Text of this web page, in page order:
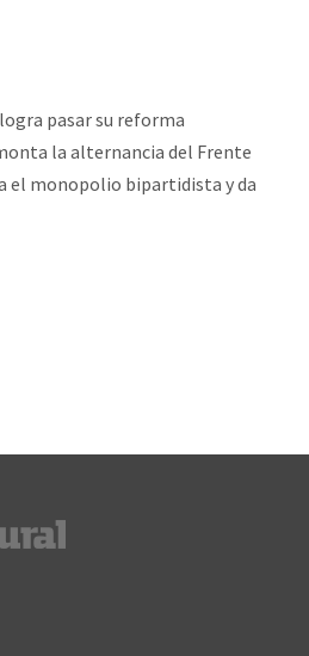
logra pasar su reforma
la alternancia del Frente
el monopolio bipartidista y da